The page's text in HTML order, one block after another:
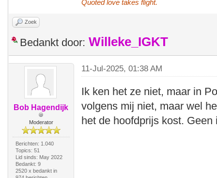
Quoted love takes flight.
Zoek
Bedankt door: Willeke_IGKT
Bob Hagendijk
Moderator
Berichten: 1.040
Topics: 51
Lid sinds: May 2022
Bedankt: 9
2520 x bedankt in
11-Jul-2025, 01:38 AM
Ik ken het ze niet, maar in
volgens mij niet, maar wel
het de hoofdprijs kost.